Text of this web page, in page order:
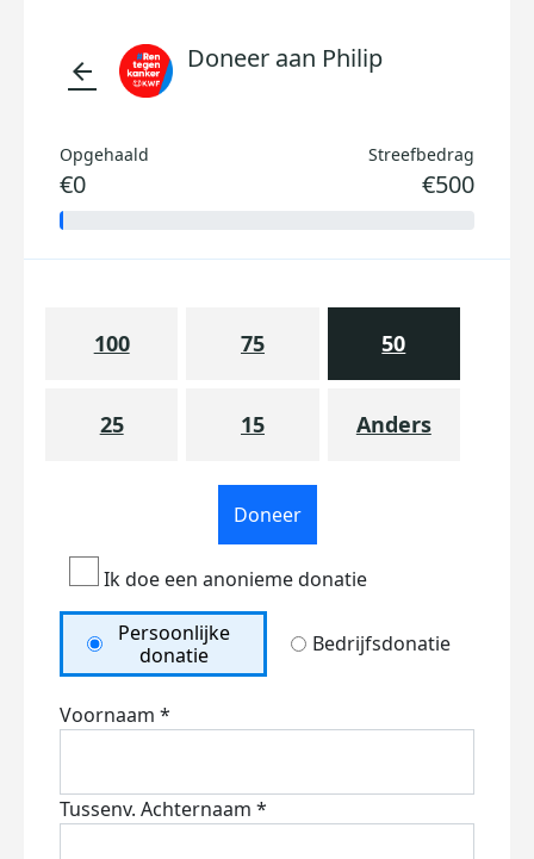
arrow_back Doneer aan Philip
Opgehaald
€0
Streefbedrag
€500
100 75 50
25 15 Anders
Doneer
Ik doe een anonieme donatie
Persoonlijke
donatie
Bedrijfsdonatie
Voornaam *
Tussenv. Achternaam *